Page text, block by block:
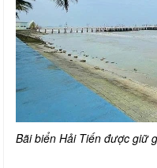
Bãi biển Hải Tiến được giữ